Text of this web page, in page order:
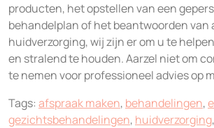
producten, het opstellen van een
behandelplan of het beantwoorden van
huidverzorging, wij zijn er om u te
en stralend te houden. Aarzel niet om
te nemen voor professioneel advies op
Tags: afspraak maken, behandelingen,
gezichtsbehandelingen, huidverzorging,